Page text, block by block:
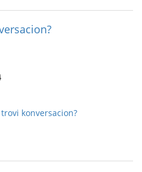
konversacion?